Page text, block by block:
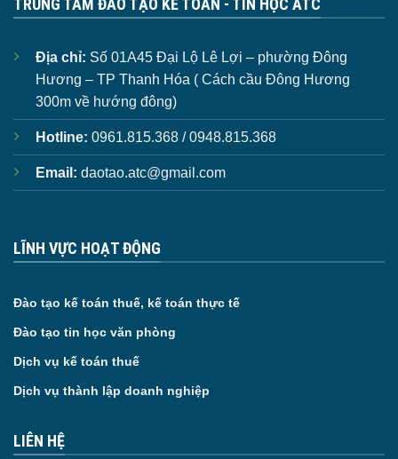
TRUNG TÂM ĐÀO TẠO KẾ TOÁN - TIN HỌC ATC
Địa chỉ: Số 01A45 Đại Lộ Lê Lợi – phường Đông
Hương – TP Thanh Hóa ( Cách cầu Đông Hương
300m về hướng đông)
Hotline: 0961.815.368 / 0948.815.368
Email: daotao.atc@gmail.com
LĨNH VỰC HOẠT ĐỘNG
Đào tạo kế toán thuế, kế toán thực tế
Đào tạo tin học văn phòng
Dịch vụ kế toán thuế
Dịch vụ thành lập doanh nghiệp
LIÊN HỆ